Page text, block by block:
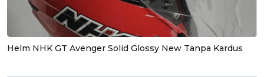
Helm NHK GT Avenger Solid Glossy New Tanpa Kardus